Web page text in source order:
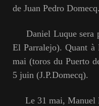
de Juan Pedro Domecq.
Daniel Luque sera
El Parralejo). Quant à
mai (toros du Puerto
5 juin (J.P.Domecq).
Le 31 mai, Manuel